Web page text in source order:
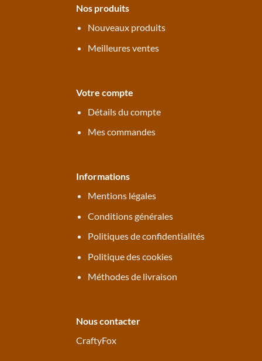
Nos produits
Nouveaux produits
Meilleures ventes
Votre compte
Détails du compte
Mes commandes
Informations
Mentions légales
Conditions générales
Politiques de confidentialités
Politique des cookies
Méthodes de livraison
Nous contacter
CraftyFox